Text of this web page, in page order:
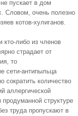
пускает в дом
Словом, очень полезно
котов-хулиганов.
кто-либо из членов
страдает от
то
сети-антипыльца
сократить количество
аллергической
продуманной структуре
труда пропускают в